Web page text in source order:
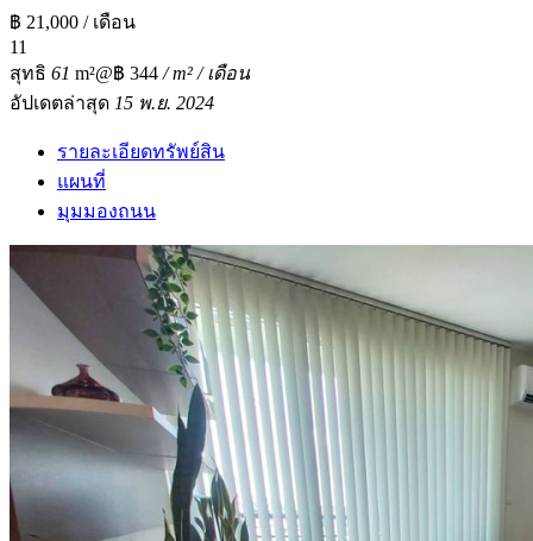
฿ 21,000 / เดือน
11
สุทธิ 61 m²@฿ 344 / m² / เดือน
อัปเดตล่าสุด 15 พ.ย. 2024
รายละเอียดทรัพย์สิน
แผนที่
มุมมองถนน